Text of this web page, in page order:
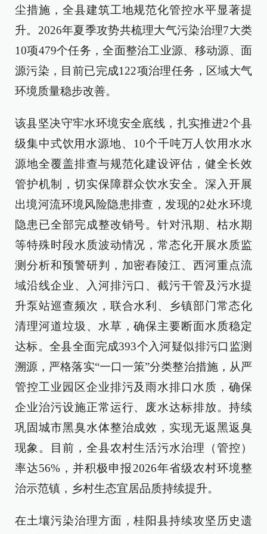
尘措施，全县建筑工地规范化管控水平显著提
升。2026年夏季攻势共梳理大气污染治理7大类
10项479个任务，全面整治工业源、移动源、面
源污染，目前已完成122项治理任务，区域大气
环境质量稳步改善。
该县坚决守牢水环境安全底线，扎实推进2个县
级集中式饮用水源地、10个千吨万人饮用水水
源地全覆盖排查与规范化建设评估，健全长效
管护机制，切实保障群众饮水安全。深入开展
出境河流环境风险隐患排查，发现的2处水环境
隐患已全部完成整改销号。针对汛期、枯水期
等特殊时段水质波动情况，常态化开展水质监
测分析和预警研判，加密舂陵江、西河重点流
域沿线企业、入河排污口、截污干管及污水提
升泵站巡查频次，联合水利、乡镇部门常态化
清理河道垃圾、水草，确保主要断面水质稳定
达标。全县全面完成393个入河疑似排污口监测
溯源，严格落实“一口一策”分类整治措施，从严
管控工业园区企业排污及雨水排口水质，确保
企业治污设施正常运行、废水达标排放。持续
巩固城市黑臭水体整治成效，实现无返黑返臭
现象。目前，全县农村生活污水治理（管控）
率达56%，并积极申报2026年省级农村环境整
治示范镇，乡村生态宜居品质持续提升。
在土壤污染治理方面，桂阳县持续攻坚历史遗